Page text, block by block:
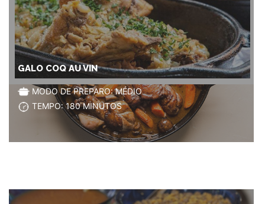
GALO COQ AU VIN
MODO DE PREPARO: MÉDIO
TEMPO: 180 MINUTOS